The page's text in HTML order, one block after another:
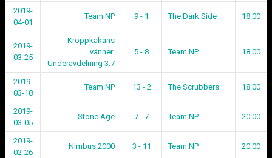
2019-
04-01
Team NP 9 - 1 The Dark Side 18:00
2019-
03-25
Kroppkakans
vänner:
Underavdelning 3.7
5 - 8 Team NP 18:00
2019-
03-18
Team NP 13 - 2 The Scrubbers 18:00
2019-
03-05
Stone Age 7 - 7 Team NP 20:00
2019-
02-26
Nimbus 2000 3 - 11 Team NP 20:00